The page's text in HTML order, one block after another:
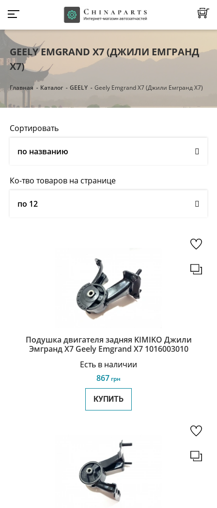
GEELY EMGRAND X7 (ДЖИЛИ ЕМГРАНД
Х7)
Главная Каталог GEELY Geely Emgrand X7 (Джили Емгранд Х7)
Сортировать
по названию
Ко-тво товаров на странице
по 12
Подушка двигателя задняя KIMIKO Джили
Эмгранд Х7 Geely Emgrand X7 1016003010
Есть в наличии
867 грн
КУПИТЬ